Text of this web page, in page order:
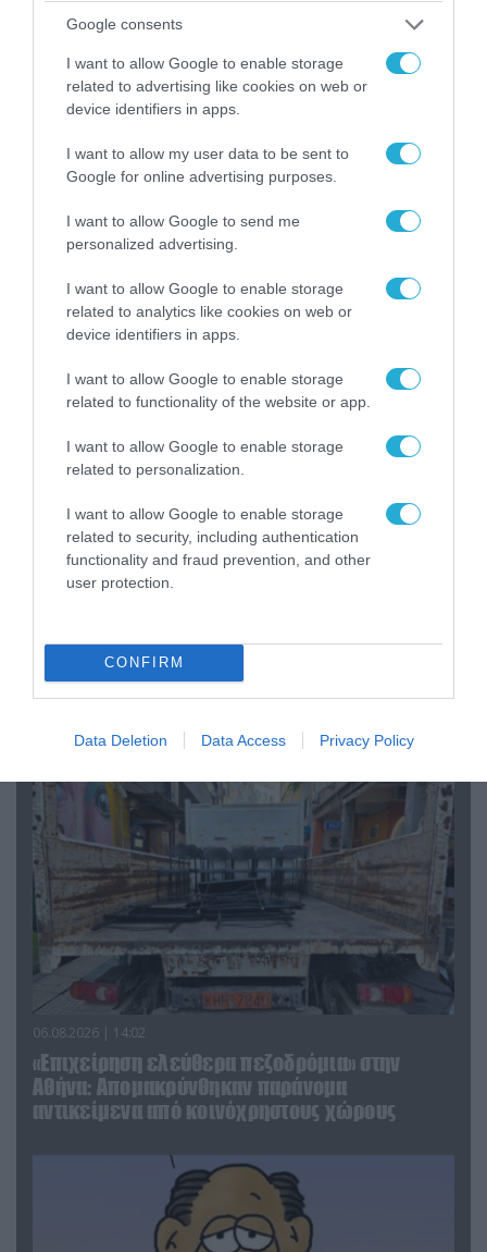
Google consents
I want to allow Google to enable storage
related to advertising like cookies on web or
device identifiers in apps.
I want to allow my user data to be sent to
Google for online advertising purposes.
I want to allow Google to send me
personalized advertising.
I want to allow Google to enable storage
related to analytics like cookies on web or
device identifiers in apps.
I want to allow Google to enable storage
related to functionality of the website or app.
I want to allow Google to enable storage
related to personalization.
I want to allow Google to enable storage
related to security, including authentication
functionality and fraud prevention, and other
user protection.
CONFIRM
Data Deletion Data Access Privacy Policy
«Η απόλυτη τραγωδία»: Η «αιχμηρή» ανάρτηση
του Αρκά για τα τατουάζ (φωτο)
07.08.2026 | 20:02
Ο Γιάννης Αλαφούζος «τέλειωσε» τον
Κωνσταντίνο Ζούλα από τον ΣΚΑΪ – Ο λόγος της
06.08.2026 | 14:02
«Επιχείρηση ελεύθερα πεζοδρόμια» στην
Αθήνα: Απομακρύνθηκαν παράνομα
αντικείμενα από κοινόχρηστους χώρους